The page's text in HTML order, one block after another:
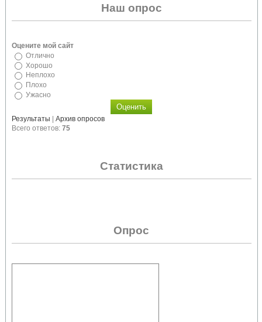
Наш опрос
Оцените мой сайт
Отлично
Хорошо
Неплохо
Плохо
Ужасно
Результаты | Архив опросов
Всего ответов: 75
Статистика
Опрос